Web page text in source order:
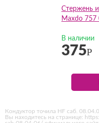
Стержень
Maxdo 757
В наличии
375Р
Кондуктор точила HF саб.
Вы находитесь на странице: